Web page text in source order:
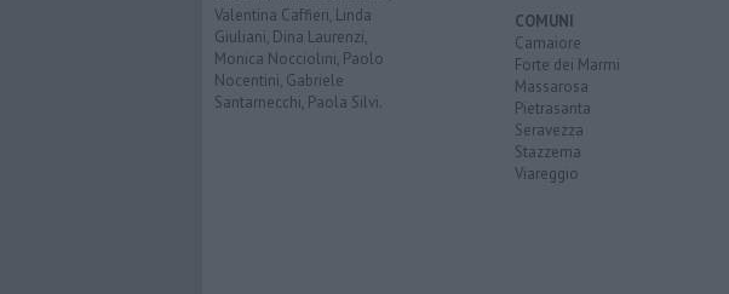
Valentina Caffieri, Linda
Giuliani, Dina Laurenzi,
Monica Nocciolini, Paolo
Nocentini, Gabriele
Santarnecchi, Paola Silvi.
COMUNI
Camaiore
Forte dei Marmi
Massarosa
Pietrasanta
Seravezza
Stazzema
Viareggio